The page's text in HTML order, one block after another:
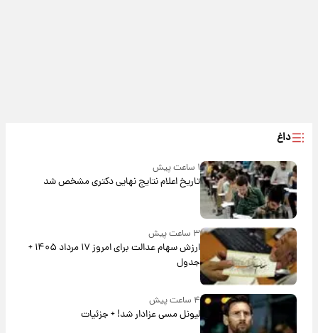
داغ
۱ ساعت پیش
تاریخ اعلام نتایج نهایی دکتری مشخص شد
۳ ساعت پیش
ارزش سهام عدالت برای امروز ۱۷ مرداد ۱۴۰۵ +
جدول
۴ ساعت پیش
لیونل مسی عزادار شد! + جزئیات